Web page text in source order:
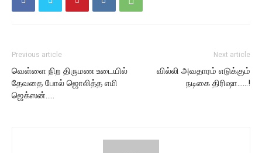
Previous article
வெள்ளை நிற திருமண உடையில்
தேவதை போல் ஜொலித்த எமி
ஜெக்ஸன்…..
Next article
வில்லி அவதாரம் எடுக்கும்
நடிகை திரிஷா……!